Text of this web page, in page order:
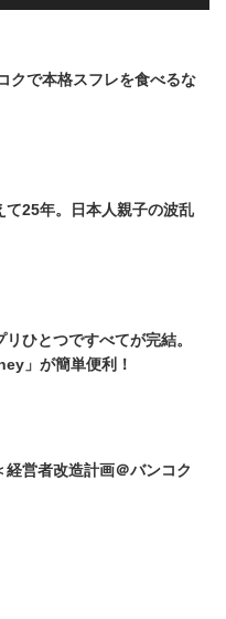
クで本格スフレを食べるな
て25年。日本人親子の波乱
ひとつですべてが完結。
」が簡単便利！
営者改造計画＠バンコク